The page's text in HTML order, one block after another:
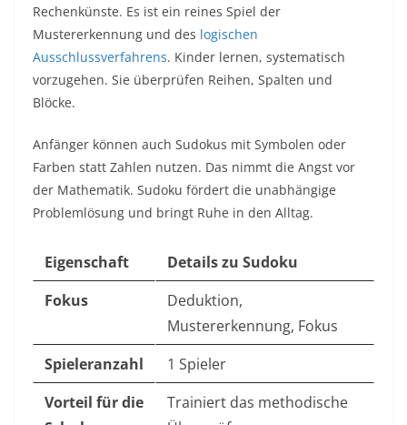
Rechenkünste. Es ist ein reines Spiel der
Mustererkennung und des logischen
Ausschlussverfahrens. Kinder lernen, systematisch
vorzugehen. Sie überprüfen Reihen, Spalten und
Blöcke.
Anfänger können auch Sudokus mit Symbolen oder
Farben statt Zahlen nutzen. Das nimmt die Angst vor
der Mathematik. Sudoku fördert die unabhängige
Problemlösung und bringt Ruhe in den Alltag.
Eigenschaft
Details zu Sudoku
Fokus
Deduktion,
Mustererkennung, Fokus
Spieleranzahl
1 Spieler
Vorteil für die
Trainiert das methodische